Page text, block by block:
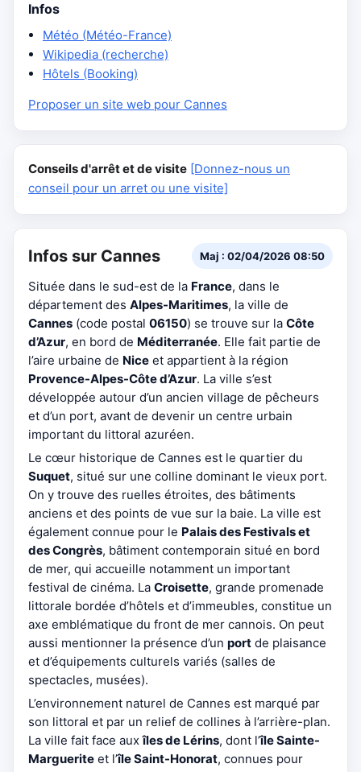
Infos
Météo (Météo-France)
Wikipedia (recherche)
Hôtels (Booking)
Proposer un site web pour Cannes
Conseils d'arrêt et de visite [Donnez-nous un
conseil pour un arret ou une visite]
Infos sur Cannes Maj : 02/04/2026 08:50
Située dans le sud-est de la France, dans le
département des Alpes-Maritimes, la ville de
Cannes (code postal 06150) se trouve sur la Côte
d’Azur, en bord de Méditerranée. Elle fait partie de
l’aire urbaine de Nice et appartient à la région
Provence-Alpes-Côte d’Azur. La ville s’est
développée autour d’un ancien village de pêcheurs
et d’un port, avant de devenir un centre urbain
important du littoral azuréen.
Le cœur historique de Cannes est le quartier du
Suquet, situé sur une colline dominant le vieux port.
On y trouve des ruelles étroites, des bâtiments
anciens et des points de vue sur la baie. La ville est
également connue pour le Palais des Festivals et
des Congrès, bâtiment contemporain situé en bord
de mer, qui accueille notamment un important
festival de cinéma. La Croisette, grande promenade
littorale bordée d’hôtels et d’immeubles, constitue un
axe emblématique du front de mer cannois. On peut
aussi mentionner la présence d’un port de plaisance
et d’équipements culturels variés (salles de
spectacles, musées).
L’environnement naturel de Cannes est marqué par
son littoral et par un relief de collines à l’arrière-plan.
La ville fait face auxîles de Lérins, dont l’île Sainte-
Marguerite et l’île Saint-Honorat, connues pour